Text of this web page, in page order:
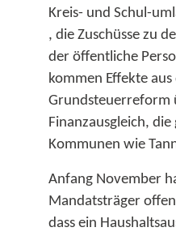
Kreis- und Schul-
, die Zuschüsse zu
der öffentliche
kommen Effekte aus
Grundsteuerreform
Finanzausgleich,
Kommunen wie
Anfang November
Mandatsträger
dass ein